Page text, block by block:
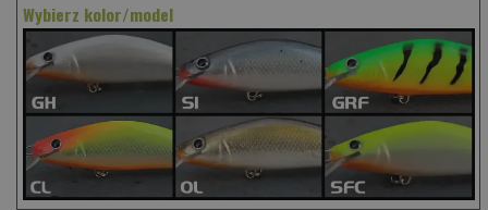
Wybierz kolor/model